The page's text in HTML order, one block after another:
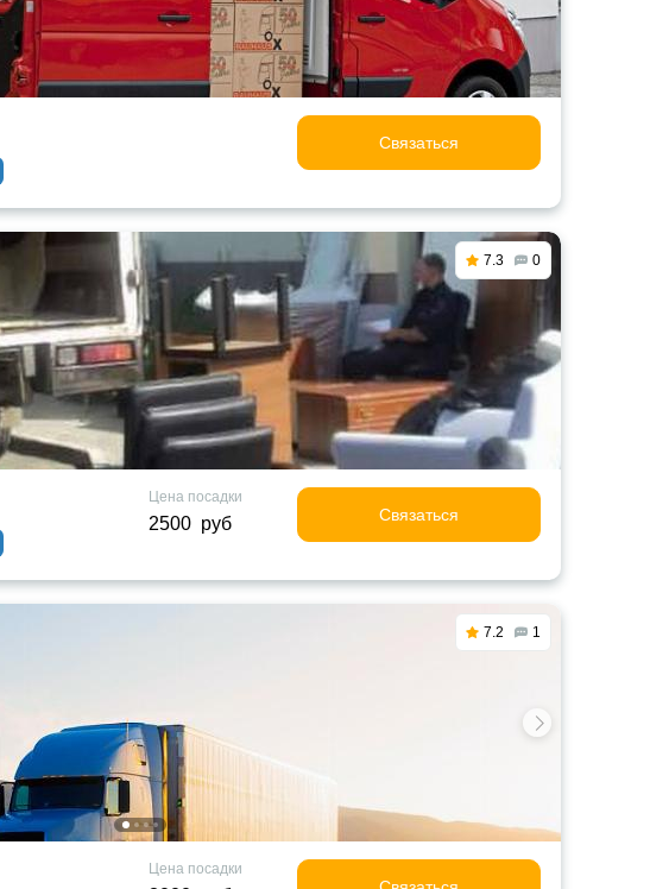
Связаться
7.3 0
Цена посадки
2500 руб Связаться
7.2 1
Цена посадки